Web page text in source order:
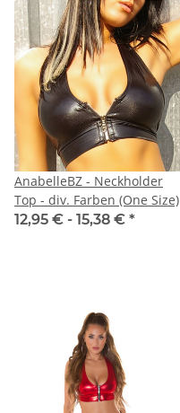
AnabelleBZ - Neckholder
Top - div. Farben (One Size)
12,95 € - 15,38 € *